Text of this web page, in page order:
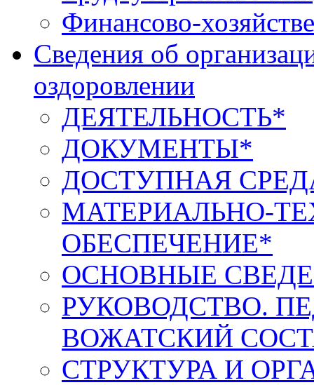
Финансово-
Сведения об
оздоровлении
ДЕЯТЕЛЬНОСТЬ*
ДОКУМЕНТЫ*
ДОСТУПНАЯ
МАТЕРИАЛЬНО-
ОБЕСПЕЧЕНИЕ*
ОСНОВНЫЕ
РУКОВОДСТВО.
ВОЖАТСКИЙ
СТРУКТУРА И